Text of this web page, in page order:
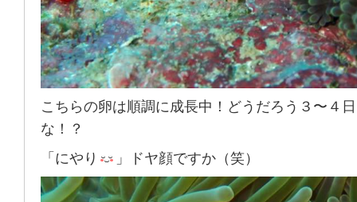
こちらの卵は順調に成長中！どうだろう３〜４
な！？
「にやり
」ドヤ顔ですか（笑）